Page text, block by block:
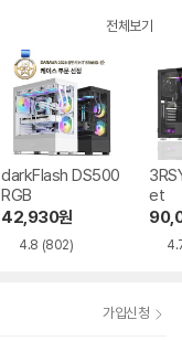
전체보기
darkFlash DS500
RGB
42,930원
4.8 (802)
et
가입신청